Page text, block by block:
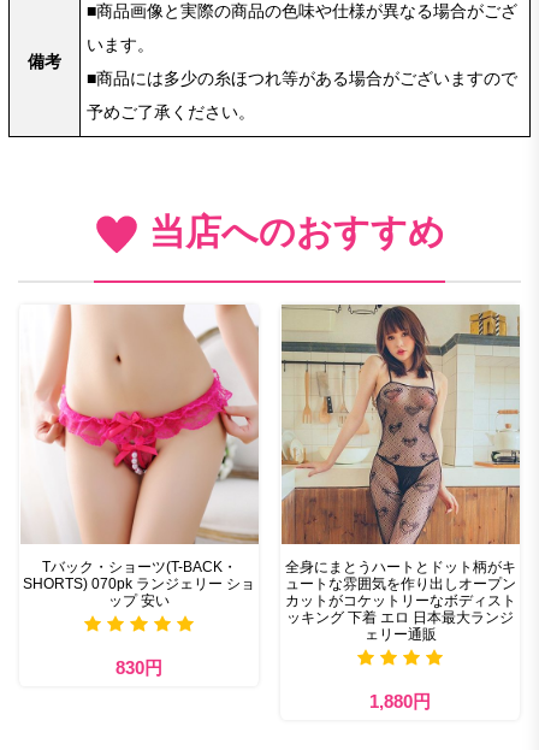
備考
■商品画像と実際の商品の色味や仕様が異なる場合がござ
います。
■商品には多少の糸ほつれ等がある場合がございますので
予めご了承ください。
当店へのおすすめ
Tバック・ショーツ(T-BACK・
SHORTS) 070pk ランジェリー ショ
ップ 安い
830円
全身にまとうハートとドット柄がキ
ュートな雰囲気を作り出しオープン
カットがコケットリーなボディスト
ッキング 下着 エロ 日本最大ランジ
ェリー通販
1,880円